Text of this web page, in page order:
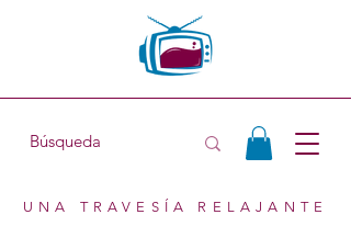
UNA TRAVESÍA RELAJANTE